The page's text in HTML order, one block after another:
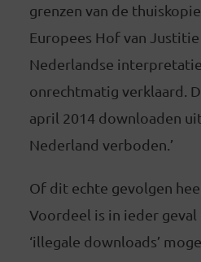
grenzen van de
Europees Hof van
Nederlandse
onrechtmatig verklaard.
april 2014 downloaden
Nederland verboden.’
Of dit echte gevolgen
Voordeel is in ieder
‘illegale downloads’